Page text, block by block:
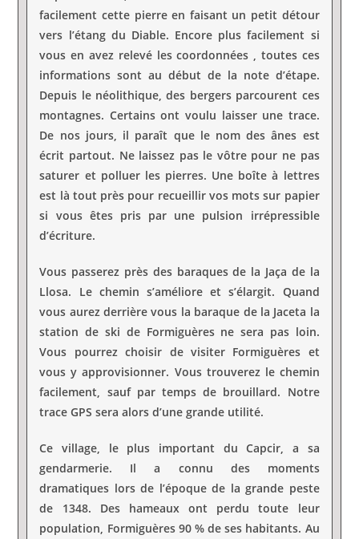
facilement cette pierre en faisant un petit détour
vers l’étang du Diable. Encore plus facilement si
vous en avez relevé les coordonnées , toutes ces
informations sont au début de la note d’étape.
Depuis le néolithique, des bergers parcourent ces
montagnes. Certains ont voulu laisser une trace.
De nos jours, il paraît que le nom des ânes est
écrit partout. Ne laissez pas le vôtre pour ne pas
saturer et polluer les pierres. Une boîte à lettres
est là tout près pour recueillir vos mots sur papier
si vous êtes pris par une pulsion irrépressible
d’écriture.
Vous passerez près des baraques de la Jaça de la
Llosa. Le chemin s’améliore et s’élargit. Quand
vous aurez derrière vous la baraque de la Jaceta la
station de ski de Formiguères ne sera pas loin.
Vous pourrez choisir de visiter Formiguères et
vous y approvisionner. Vous trouverez le chemin
facilement, sauf par temps de brouillard. Notre
trace GPS sera alors d’une grande utilité.
Ce village, le plus important du Capcir, a sa
gendarmerie. Il a connu des moments
dramatiques lors de l’époque de la grande peste
de 1348. Des hameaux ont perdu toute leur
population, Formiguères 90 % de ses habitants. Au